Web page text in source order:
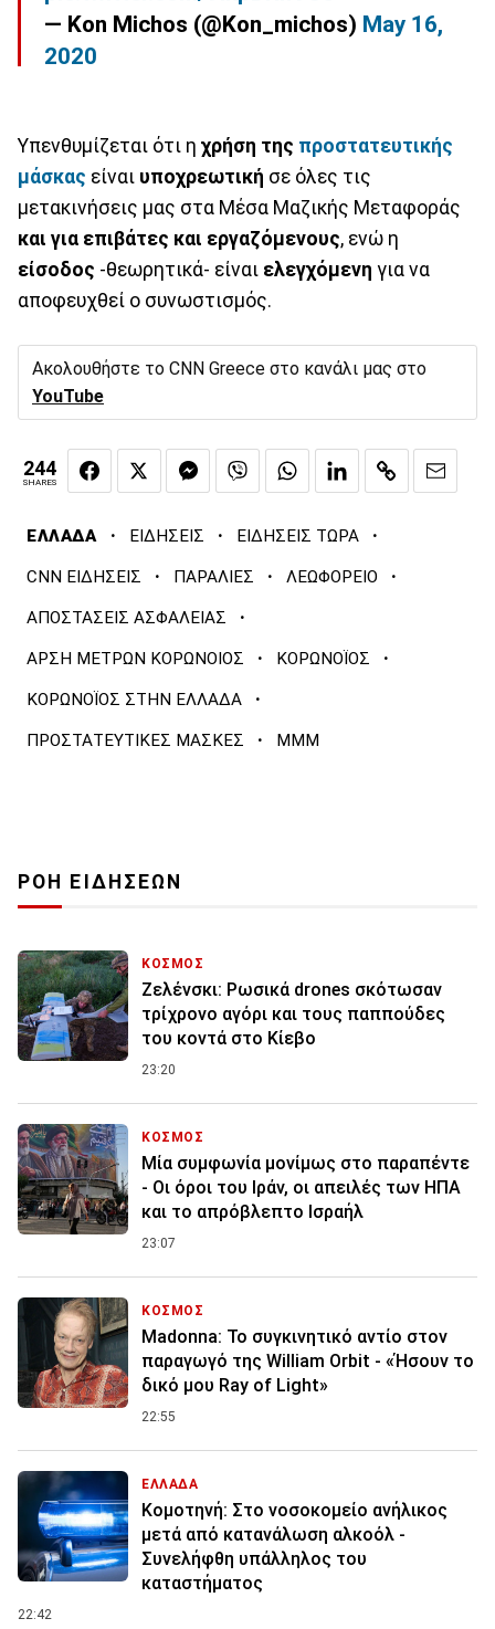
— Kon Michos (@Kon_michos) May 16,
2020
Υπενθυμίζεται ότι η χρήση της προστατευτικής
μάσκας είναι υποχρεωτική σε όλες τις
μετακινήσεις μας στα Μέσα Μαζικής Μεταφοράς
και για επιβάτες και εργαζόμενους, ενώ η
είσοδος -θεωρητικά- είναι ελεγχόμενη για να
αποφευχθεί ο συνωστισμός.
Ακολουθήστε το CNN Greece στο κανάλι μας στο
YouTube
244
SHARES
ΕΛΛΑΔΑ · ΕΙΔΗΣΕΙΣ · ΕΙΔΗΣΕΙΣ ΤΩΡΑ ·
CNN ΕΙΔΗΣΕΙΣ · ΠΑΡΑΛΙΕΣ · ΛΕΩΦΟΡΕΙΟ ·
ΑΠΟΣΤΑΣΕΙΣ ΑΣΦΑΛΕΙΑΣ ·
ΑΡΣΗ ΜΕΤΡΩΝ ΚΟΡΩΝΟΙΟΣ · ΚΟΡΩΝΟΪΟΣ ·
ΚΟΡΩΝΟΪΟΣ ΣΤΗΝ ΕΛΛΑΔΑ ·
ΠΡΟΣΤΑΤΕΥΤΙΚΕΣ ΜΑΣΚΕΣ · ΜΜΜ
ΡΟΗ ΕΙΔΗΣΕΩΝ
ΚΟΣΜΟΣ
Ζελένσκι: Ρωσικά drones σκότωσαν
τρίχρονο αγόρι και τους παππούδες
του κοντά στο Κίεβο
23:20
ΚΟΣΜΟΣ
Μία συμφωνία μονίμως στο παραπέντε
- Οι όροι του Ιράν, οι απειλές των ΗΠΑ
και το απρόβλεπτο Ισραήλ
23:07
ΚΟΣΜΟΣ
Madonna: Το συγκινητικό αντίο στον
παραγωγό της William Orbit - «Ήσουν το
δικό μου Ray of Light»
22:55
ΕΛΛΑΔΑ
Κομοτηνή: Στο νοσοκομείο ανήλικος
μετά από κατανάλωση αλκοόλ -
Συνελήφθη υπάλληλος του
καταστήματος
22:42